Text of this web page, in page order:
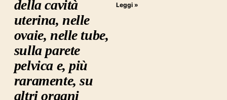
della cavità
uterina, nelle
ovaie, nelle tube,
sulla parete
pelvica e, più
raramente, su
altri organi
Leggi »